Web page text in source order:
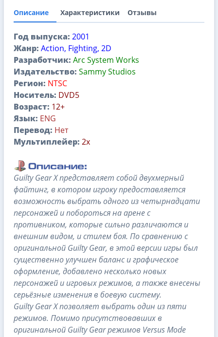
Описание Характеристики Отзывы
Год выпуска: 2001
Жанр: Action, Fighting, 2D
Разработчик: Arc System Works
Издательство: Sammy Studios
Регион: NTSC
Носитель: DVD5
Возраст: 12+
Язык: ENG
Перевод: Нет
Мультиплейер: 2x
Guilty Gear X представляет собой двухмерный
файтинг, в котором игроку предоставляется
возможность выбрать одного из четырнадцати
персонажей и побороться на арене с
противником, которые сильно различаются и
внешним видом, и стилем боя. По сравнению с
оригинальной Guilty Gear, в этой версии игры был
существенно улучшен баланс и графическое
оформление, добавлено несколько новых
персонажей и игровых режимов, а также внесены
серьёзные изменения в боевую систему.
Guilty Gear X позволяет выбрать один из пяти
режимов. Помимо присутствовавших в
оригинальной Guilty Gear режимов Versus Mode